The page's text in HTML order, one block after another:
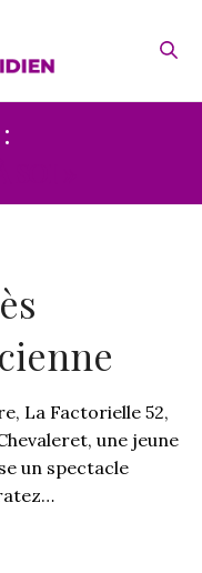
La Factorielle 52,
une jeune
un spectacle